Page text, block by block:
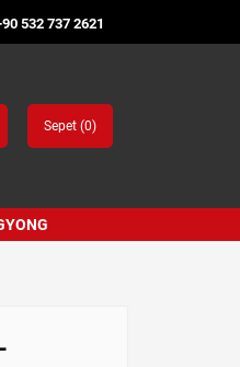
532 737 2621
Sepet (0)